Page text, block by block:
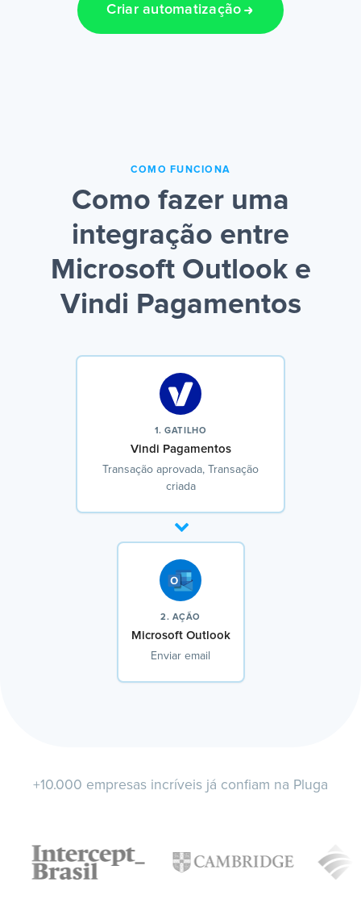
Criar automatização
COMO FUNCIONA
Como fazer uma
integração entre
Microsoft Outlook e
Vindi Pagamentos
1. GATILHO
Vindi Pagamentos
Transação aprovada, Transação
criada
2. AÇÃO
Microsoft Outlook
Enviar email
+10.000 empresas incríveis já confiam na Pluga